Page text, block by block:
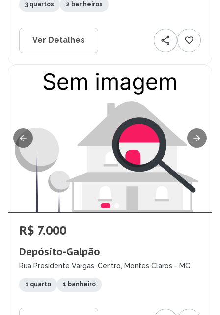
3 quartos 2 banheiros
Ver Detalhes
R$ 7.000
Depósito-Galpão
Rua Presidente Vargas, Centro, Montes Claros - MG
1 quarto 1 banheiro